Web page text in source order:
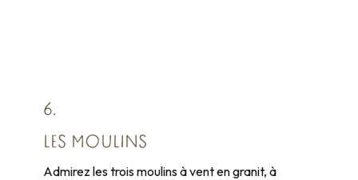
6.
LES MOULINS
Admirez les trois moulins à vent en granit, à